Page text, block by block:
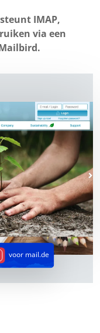
IMAP,
via een
voor mail.de